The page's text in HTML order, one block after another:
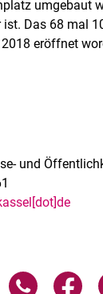
umgebaut
Das 68 mal
eröffnet
und
Seite über E-Mail
Seite